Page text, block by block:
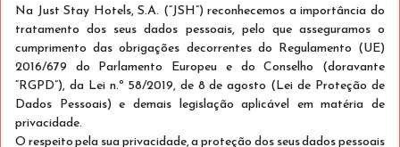
JUST STAYING Ver detalhes
Só Alojamento
Na Just Stay Hotels, S.A. (“JSH”) reconhecemos a importância do
tratamento dos seus dados pessoais, pelo que asseguramos o
cumprimento das obrigações decorrentes do Regulamento (UE)
2016/679 do Parlamento Europeu e do Conselho (doravante
“RGPD”), da Lei n.º 58/2019, de 8 de agosto (Lei de Proteção de
Dados Pessoais) e demais legislação aplicável em matéria de
privacidade.
O respeito pela sua privacidade, a proteção dos seus dados pessoais